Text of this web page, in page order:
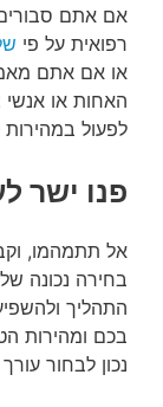
אם אתם
רפואית על פי
או אם אתם
האחות או אנשי
לפעול
פנו ישר
אל תתמהמו,
בחירה נכונה
התהליך
בכם ומהירות
נכון לבחור